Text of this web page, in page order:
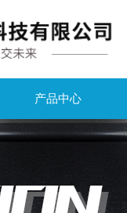
产品中心